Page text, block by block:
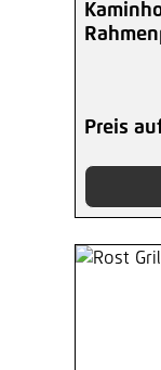
Preis